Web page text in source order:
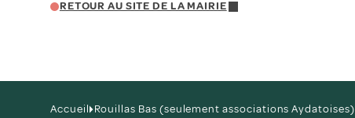
RETOUR AU SITE DE LA MAIRIE
Accueil Rouillas Bas (seulement associations Aydatoises)